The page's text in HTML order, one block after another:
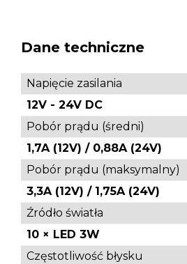
Dane techniczne
Napięcie zasilania
12V - 24V DC
Pobór prądu (średni)
1,7A (12V) / 0,88A (24V)
Pobór prądu (maksymalny)
3,3A (12V) / 1,75A (24V)
Źródło światła
10 × LED 3W
Częstotliwość błysku